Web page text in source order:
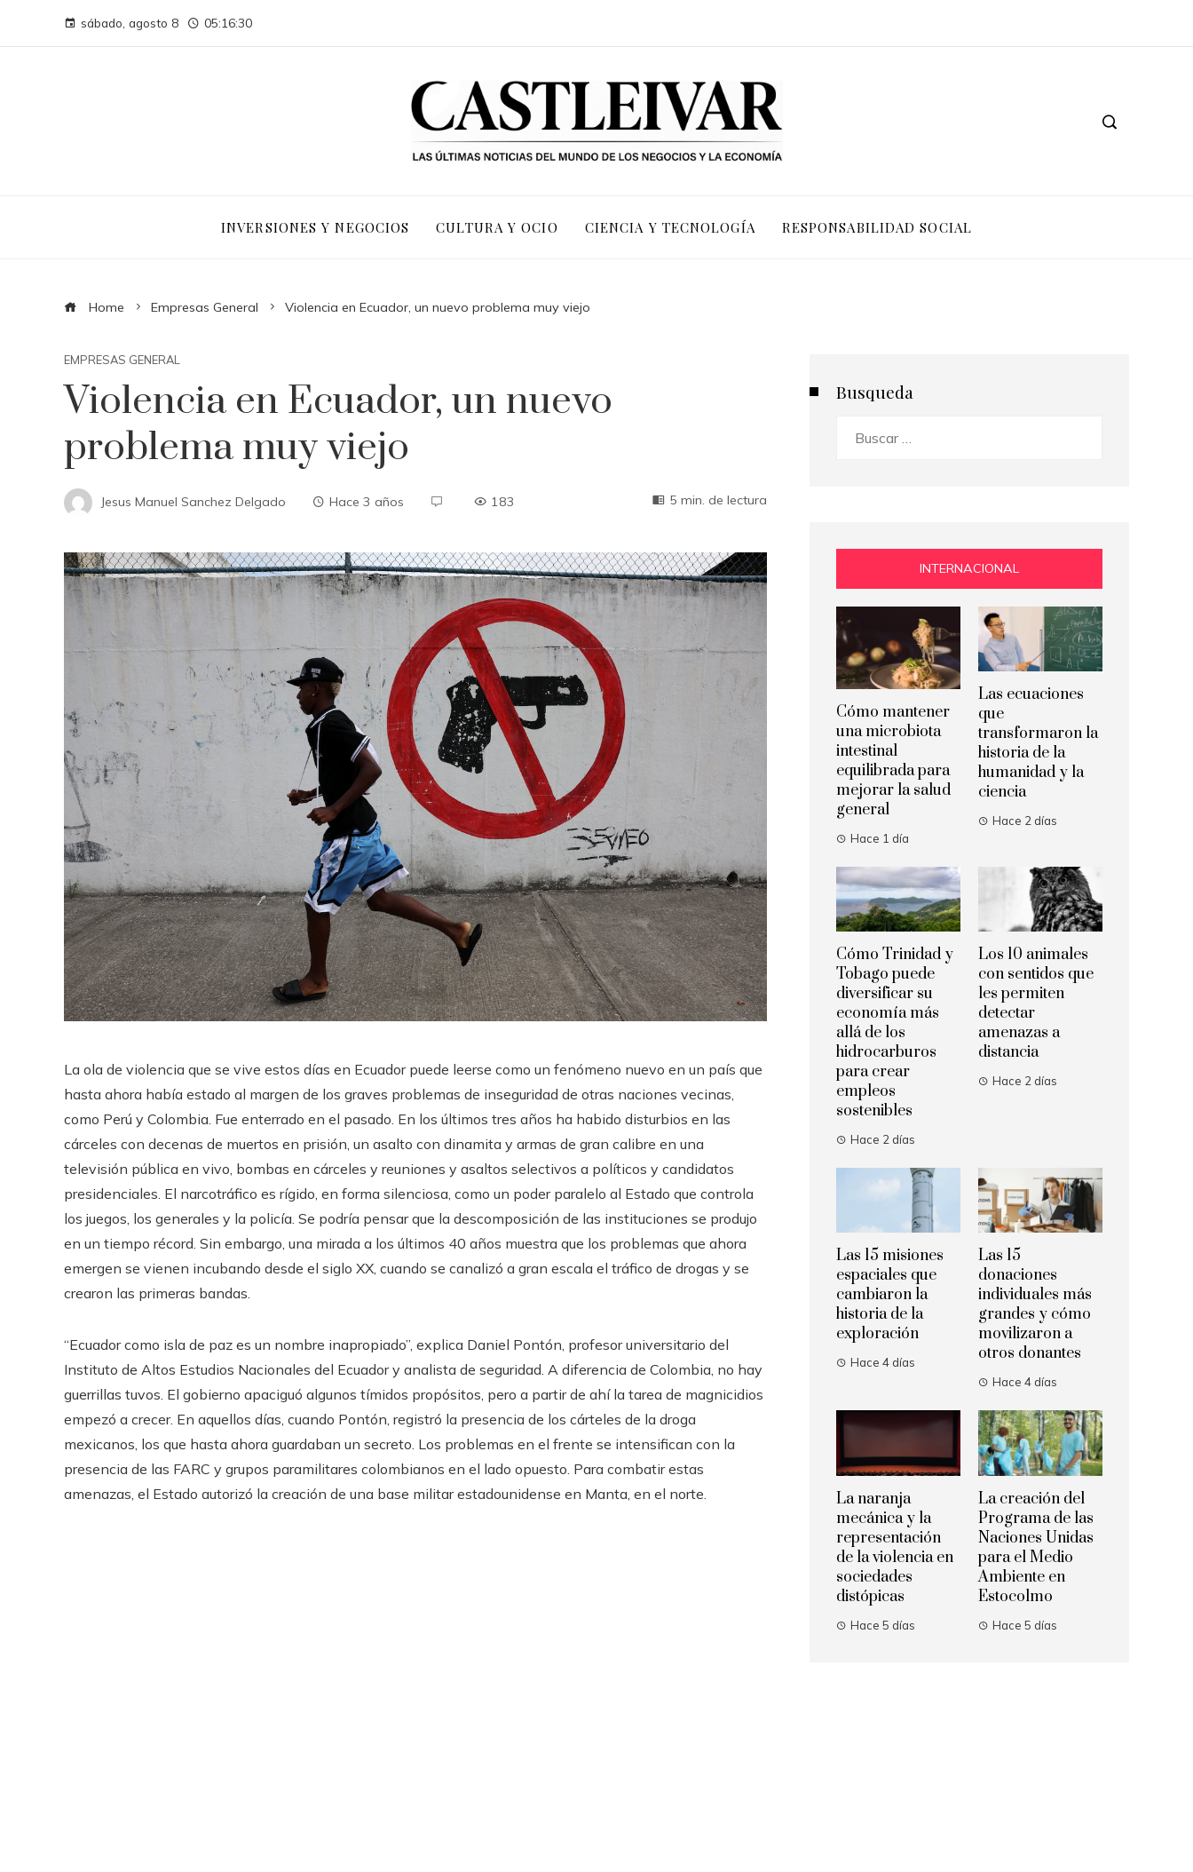
sábado, agosto 8 05:16:31
INVERSIONES Y NEGOCIOS CULTURA Y OCIO CIENCIA Y TECNOLOGÍA RESPONSABILIDAD SOCIAL
Home Empresas General Violencia en Ecuador, un nuevo problema muy viejo
EMPRESAS GENERAL
Violencia en Ecuador, un nuevo
problema muy viejo
Jesus Manuel Sanchez Delgado Hace 3 años 183 5 min. de lectura
La ola de violencia que se vive estos días en Ecuador puede leerse como un fenómeno nuevo en un país que
hasta ahora había estado al margen de los graves problemas de inseguridad de otras naciones vecinas,
como Perú y Colombia. Fue enterrado en el pasado. En los últimos tres años ha habido disturbios en las
cárceles con decenas de muertos en prisión, un asalto con dinamita y armas de gran calibre en una
televisión pública en vivo, bombas en cárceles y reuniones y asaltos selectivos a políticos y candidatos
presidenciales. El narcotráfico es rígido, en forma silenciosa, como un poder paralelo al Estado que controla
los juegos, los generales y la policía. Se podría pensar que la descomposición de las instituciones se produjo
en un tiempo récord. Sin embargo, una mirada a los últimos 40 años muestra que los problemas que ahora
emergen se vienen incubando desde el siglo XX, cuando se canalizó a gran escala el tráfico de drogas y se
crearon las primeras bandas.
“Ecuador como isla de paz es un nombre inapropiado”, explica Daniel Pontón, profesor universitario del
Instituto de Altos Estudios Nacionales del Ecuador y analista de seguridad. A diferencia de Colombia, no hay
guerrillas tuvos. El gobierno apaciguó algunos tímidos propósitos, pero a partir de ahí la tarea de magnicidios
empezó a crecer. En aquellos días, cuando Pontón, registró la presencia de los cárteles de la droga
mexicanos, los que hasta ahora guardaban un secreto. Los problemas en el frente se intensifican con la
presencia de las FARC y grupos paramilitares colombianos en el lado opuesto. Para combatir estas
amenazas, el Estado autorizó la creación de una base militar estadounidense en Manta, en el norte.
Busqueda
INTERNACIONAL
Cómo mantener
una microbiota
intestinal
equilibrada para
mejorar la salud
general
Hace 1 día
Las ecuaciones
que
transformaron la
historia de la
humanidad y la
ciencia
Hace 2 días
Cómo Trinidad y
Tobago puede
diversificar su
economía más
allá de los
hidrocarburos
para crear
empleos
sostenibles
Hace 2 días
Los 10 animales
con sentidos que
les permiten
detectar
amenazas a
distancia
Hace 2 días
Las 15 misiones
espaciales que
cambiaron la
historia de la
exploración
Hace 4 días
Las 15
donaciones
individuales más
grandes y cómo
movilizaron a
otros donantes
Hace 4 días
La naranja
mecánica y la
representación
de la violencia en
sociedades
distópicas
Hace 5 días
La creación del
Programa de las
Naciones Unidas
para el Medio
Ambiente en
Estocolmo
Hace 5 días